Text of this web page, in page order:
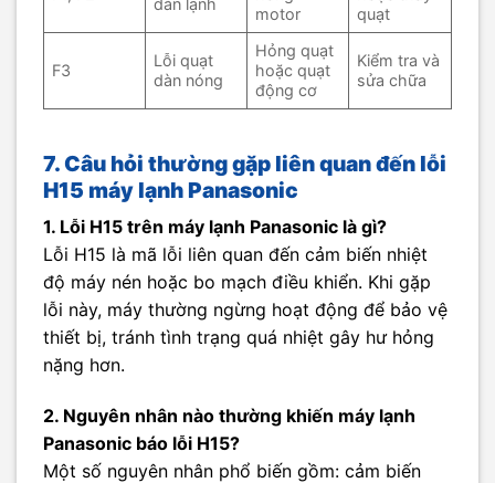
motor
quạt
F3
Lỗi quạt
dàn nóng
Hỏng quạt
hoặc quạt
động cơ
Kiểm tra và
sửa chữa
7. Câu hỏi thường gặp liên quan đến lỗi
H15 máy lạnh Panasonic
1. Lỗi H15 trên máy lạnh Panasonic là gì?
Lỗi H15 là mã lỗi liên quan đến cảm biến nhiệt
độ máy nén hoặc bo mạch điều khiển. Khi gặp
lỗi này, máy thường ngừng hoạt động để bảo vệ
thiết bị, tránh tình trạng quá nhiệt gây hư hỏng
nặng hơn.
2. Nguyên nhân nào thường khiến máy lạnh
Panasonic báo lỗi H15?
Một số nguyên nhân phổ biến gồm: cảm biến